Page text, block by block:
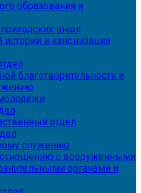
образования и
школ
и канонизации
благотворительности и
отдел
служению
с вооруженными
органами и